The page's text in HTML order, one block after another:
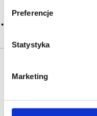
Preferencje
Statystyka
Marketing